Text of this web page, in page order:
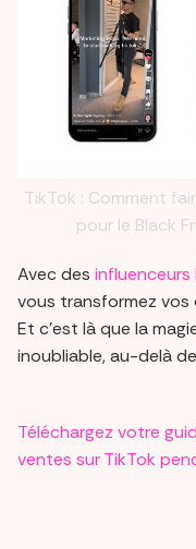
TikTok : Comment
pour le Black
Avec des influenceurs
vous transformez vos
Et c’est là que la
inoubliable, au-delà
Téléchargez votre
ventes sur TikTok